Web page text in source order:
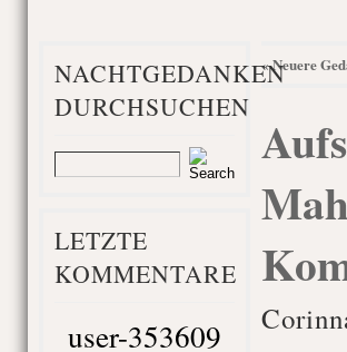
NACHTGEDANKEN
DURCHSUCHEN
LETZTE
KOMMENTARE
user-353609
« Neuere